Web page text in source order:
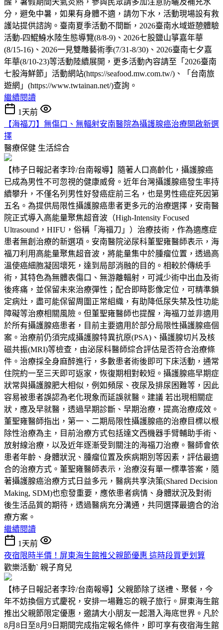
分，避免中暑，如果有身體不適，請勿下水，活動現場設有救
護站提供諮詢。臺南夏季活動不間斷，2026臺南水域遊憩體驗
活動-四鯤鯓水陸生態導覽(8/8-9)、2026七股鹽山箏嘉年華
(8/15-16)、2026一見雙雕藝術季(7/31-8/30)、2026臺南七夕嘉
年華(8/10-23)等活動陸續展開，更多活動內容請至「2026臺南
七股海鮮節」活動網站(https://seafood.mw.com.tw/)、「台南旅
遊網」(https://www.twtainan.net/)查詢。
繼續閱讀
1天前
【海福刀】無傷口、無輻射安南醫院為攝護腺癌治療開啟新選
擇
醫療保健 生活綜合
【柿子日報記者李玲/台南報導】隨著人口高齡化，攝護腺癌
已成為男性不可忽視的健康威脅。近年台灣攝護腺癌發生率持
續攀升，不僅名列男性好發癌症前三名，也是男性癌症死因第
五名。為提供局限性攝護腺癌患者更多元的治療選擇，安南醫
院正式導入高能量聚焦超音波（High-Intensity Focused
Ultrasound，HIFU，俗稱「海福刀」）治療技術，作為適應症
患者無創治療的新選項。安南醫院泌尿科董聖雍醫師表示，海
福刀利用高能量聚焦超音波，將能量集中於腫瘤位置，透過高
溫使癌細胞凝固壞死，達到局部消融的目的。相較於傳統手
術，其特色為無體表傷口、無游離輻射，可減少術中出血及術
後疼痛，並保留未來治療彈性；配合即時影像定位，可精準鎖
定病灶，盡可能保留周圍正常組織，有助降低尿失禁及性功能
障礙等治療相關風險。但董聖雍醫師也提醒，海福刀並非適用
於所有攝護腺癌患者，目前主要適用於部分局限性攝護腺癌個
案。治療前仍須完成攝護腺特異抗原(PSA)、攝護腺切片及核
磁共振(MRI)等檢查，由泌尿科醫師綜合評估是否符合治療條
件。治療採全身麻醉進行，多數患者術後即可下床活動，通常
住院約一至三天即可返家，恢復期相對較短。攝護腺癌早期症
狀常與攝護腺肥大相似，例如頻尿、夜尿及排尿困難等，因此
容易被患者誤認為老化現象而延誤就醫。建議 若出現相關症
狀，應及早就醫，透過早期診斷、早期治療，提高治療成效。
董聖雍醫師指出，第一、二期局限性攝護腺癌的治療目標以根
除性治療為主，目前治療方式包括達文西機器手臂輔助手術、
放射線治療，以及近年逐漸受到關注的海福刀治療。醫師會依
患者年齡、身體狀況、腫瘤位置及疾病期別等因素，評估最適
合的治療方式。董聖雍醫師表示，治療沒有單一標準答案，隨
著攝護腺癌治療方式日益多元，醫病共享決策(Shared Decision
Making, SDM)也愈發重要，應依患者病情、身體狀況及對術
後生活品質的期待，透過醫病充分溝通，共同選擇最適合的治
療方案。
繼續閱讀
1天前
夜宿限時半價！屏東海生館推父親節優惠 這時段買更划算
歡樂活動ˋ 親子育兒
【柿子日報記者李玲/台南報導】父親節除了送禮、聚餐，今
年不妨換個方式慶祝，安排一場難忘的親子旅行。屏東海生館
推出父親節限定優惠，邀請大小朋友一起潛入海底世界。凡於
8月8日至8月9日期間完成指定報名條件，即可享有夜宿海生館